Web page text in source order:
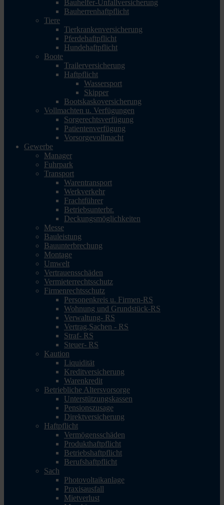
Bauhelfer-Unfallversicherung
Bauherrenhaftpflicht
Tiere
Tierkrankenversicherung
Pferdehaftpflicht
Hundehaftpflicht
Boote
Trailerversicherung
Haftpflicht
Wassersport
Skipper
Bootskaskoversicherung
Vollmachten u. Verfügungen
Sorgerechtsverfügung
Patientenverfügung
Vorsorgevollmacht
Gewerbe
Manager
Fuhrpark
Transport
Warentransport
Werkverkehr
Frachtführer
Betriebsunterbr.
Deckungsmöglichkeiten
Messe
Bauleistung
Bauunterbrechung
Montage
Umwelt
Vertrauensschäden
Vermieterrechtsschutz
Firmenrechtsschutz
Personenkreis u. Firmen-RS
Wohnung und Grundstück-RS
Verwaltung- RS
Vertrag,Sachen - RS
Straf- RS
Steuer- RS
Kaution
Liquidität
Kreditversicherung
Warenkredit
Betriebliche Altersvorsorge
Unterstützungskassen
Pensionszusage
Direktversicherung
Haftpflicht
Vermögensschäden
Produkthaftpflicht
Betriebshaftpflicht
Berufshaftpflicht
Sach
Photovoltaikanlage
Praxisausfall
Mietverlust